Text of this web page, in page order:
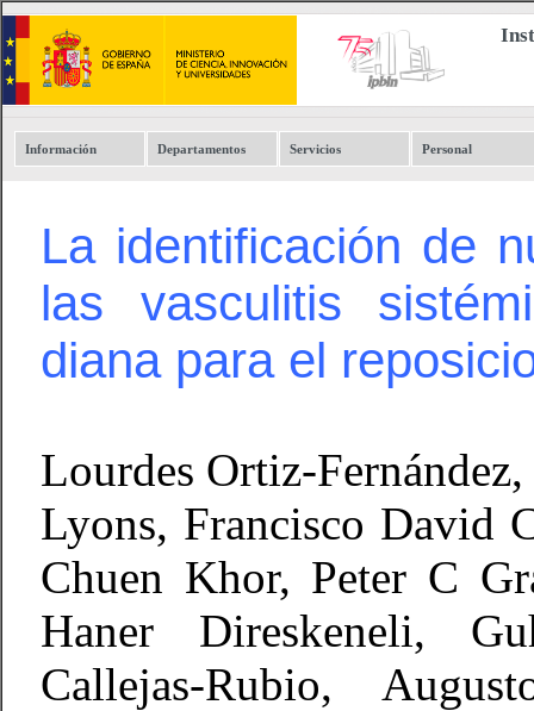
Información Departamentos Servicios Personal
La identificación de
las vasculitis
diana para el
Lourdes Ortiz-
Lyons, Francisco David
Chuen Khor, Peter C
Haner Direskeneli,
Callejas-Rubio,